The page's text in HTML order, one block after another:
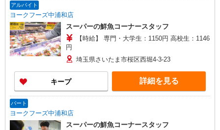
アルバイト
ヨークフーズ中浦和店
スーパーの鮮魚コーナースタッフ
【時給】 専門・大学生：1150円 高校生：1146
円
埼玉県さいたま市桜区西堀4-3-23
キープ 詳細を見る
パート
ヨークフーズ中浦和店
スーパーの鮮魚コーナースタッフ